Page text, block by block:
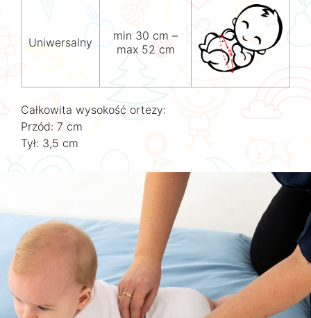
Uniwersalny
min 30 cm –
max 52 cm
Całkowita wysokość ortezy:
Przód: 7 cm
Tył: 3,5 cm